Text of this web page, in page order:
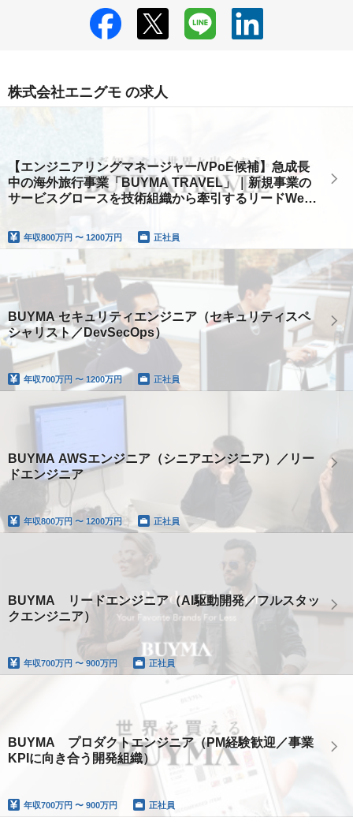
株式会社エニグモ の求人
【エンジニアリングマネージャー/VPoE候補】急成長
中の海外旅行事業「BUYMA TRAVEL」｜新規事業の
サービスグロースを技術組織から牽引するリードWeb
年収800万円 〜 1200万円 正社員
BUYMA セキュリティエンジニア（セキュリティスペ
シャリスト／DevSecOps）
年収700万円 〜 1200万円 正社員
BUYMA AWSエンジニア（シニアエンジニア）／リー
ドエンジニア
年収800万円 〜 1200万円 正社員
BUYMA リードエンジニア（AI駆動開発／フルスタッ
クエンジニア）
年収700万円 〜 900万円 正社員
BUYMA プロダクトエンジニア（PM経験歓迎／事業
KPIに向き合う開発組織）
年収700万円 〜 900万円 正社員